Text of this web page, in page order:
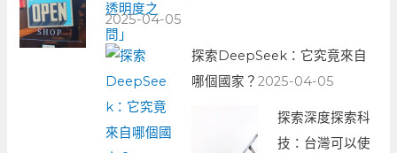
2025-04-05
探索DeepSeek：它究竟來自
哪個國家？2025-04-05
探索深度探索科
技：台灣可以使